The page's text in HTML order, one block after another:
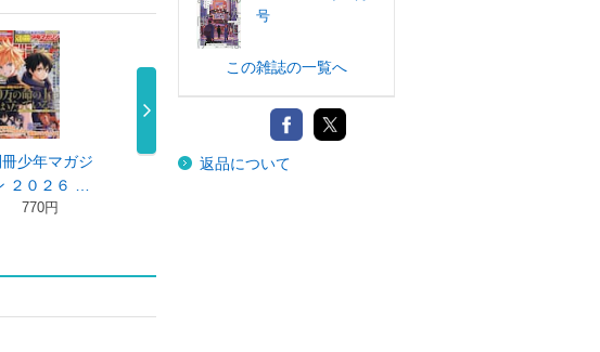
冊少年マガジ
２０２６ …
770円
月刊ドラゴンエ
月刊Ｃｏｍｉｃ
号
この雑誌の一覧へ
返品について